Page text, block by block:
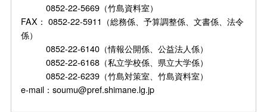
0852-22-5669（竹島資料室）
FAX： 0852-22-5911（総務係、予算調整係、文書係、法令
係）
0852-22-6140（情報公開係、公益法人係）
0852-22-6168（私立学校係、県立大学係）
0852-22-6239（竹島対策室、竹島資料室）
e-mail：soumu@pref.shimane.lg.jp